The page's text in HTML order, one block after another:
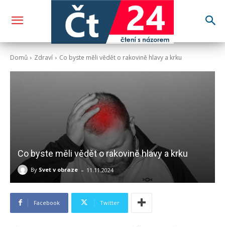
Domů Zdraví Co byste měli vědět o rakovině hlavy a krku
Co byste měli vědět o rakovině hlavy a krku
By Svet v obraze - 11.11.2024
Facebook Twitter